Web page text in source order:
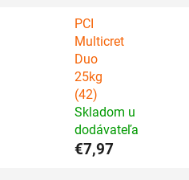
PCI
Multicret
Duo
25kg
(42)
Skladom u
dodávateľa
€7,97